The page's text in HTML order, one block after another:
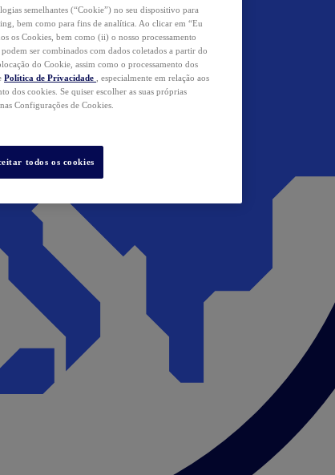
semelhantes (“Cookie”) no seu dispositivo para
bem como para fins de analítica. Ao clicar em “Eu
os Cookies, bem como (ii) o nosso processamento
ser combinados com dados coletados a partir do
do Cookie, assim como o processamento dos
Política de Privacidade
, especialmente em relação aos
dos cookies. Se quiser escolher as suas próprias
Configurações de Cookies.
todos os cookies